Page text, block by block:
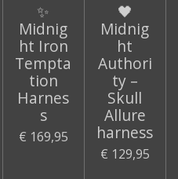
✨
Midnig
ht Iron
Tempta
tion
Harnes
s
€ 169,95
🖤
Midnig
ht
Authori
ty –
Skull
Allure
harness
€ 129,95